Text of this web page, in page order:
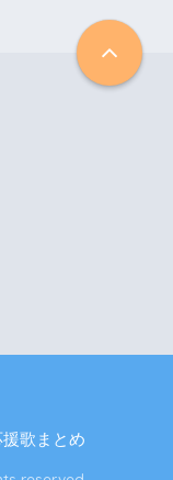
歌まとめ